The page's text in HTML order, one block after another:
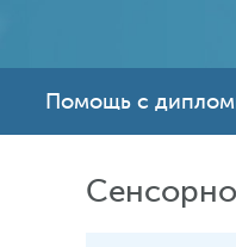
Помощь с